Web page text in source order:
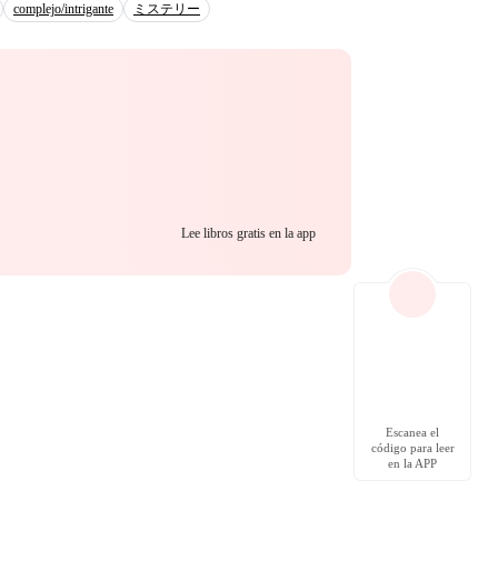
complejo/intrigante ミステリー
Lee libros gratis en la app
Escanea el
código para leer
en la APP